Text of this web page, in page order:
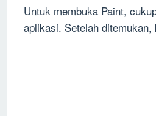
Untuk membuka Paint,
aplikasi. Setelah